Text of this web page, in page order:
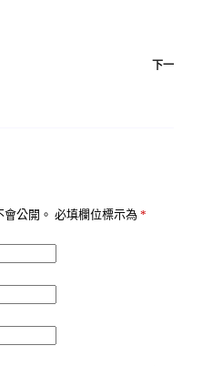
下一
公開。 必填欄位標示為 *